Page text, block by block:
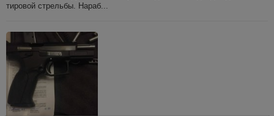
тировой стрельбы. Нараб...